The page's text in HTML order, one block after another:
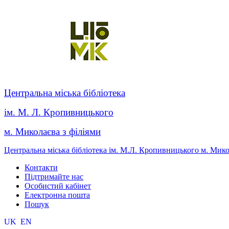
Центральна міська бібліотека
ім. М. Л. Кропивницького
м. Миколаєва з філіями
Центральна міська бібліотека ім. М.Л. Кропивницького м.
Контакти
Підтримайте нас
Особистий кабінет
Електронна пошта
Пошук
UK EN